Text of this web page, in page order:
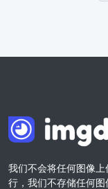
我们不会将任何图像
行，我们不存储任何图